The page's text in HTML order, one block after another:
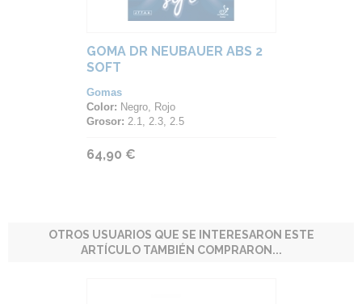
GOMA DR NEUBAUER ABS 2
SOFT
Gomas
Color: Negro, Rojo
Grosor: 2.1, 2.3, 2.5
64,90 €
OTROS USUARIOS QUE SE INTERESARON ESTE
ARTÍCULO TAMBIÉN COMPRARON...